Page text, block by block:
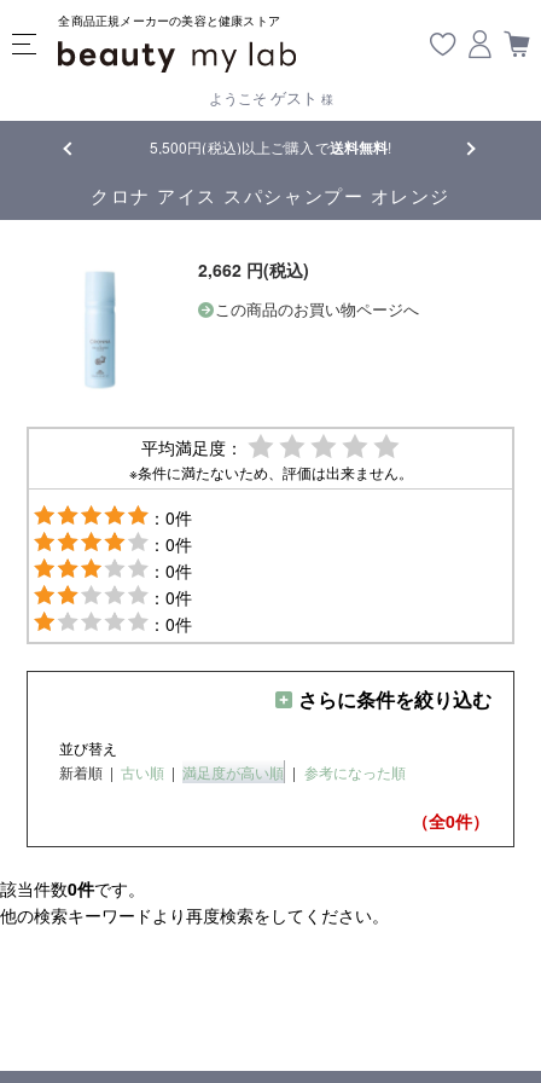
全商品正規メーカーの美容と健康ストア
ようこそ ゲスト 様
5,500円(税込)以上ご購入で送料無料! 【重要】
クロナ アイス スパシャンプー オレンジ
2,662 円(税込)
この商品のお買い物ページへ
平均満足度：
※条件に満たないため、評価は出来ません。
：0件
：0件
：0件
：0件
：0件
さらに条件を絞り込む
並び替え
新着順 | 古い順 | 満足度が高い順 | 参考になった順
（全0件）
該当件数0件です。
他の検索キーワードより再度検索をしてください。